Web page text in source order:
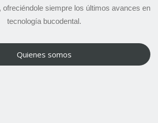
ofreciéndole siempre los últimos avances en
tecnología bucodental.
Quienes somos